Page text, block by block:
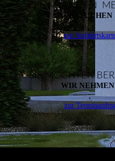
SIE MÖCHTEN
BESUCHEN
zur
SIE MÖCHTEN
WIR
zur